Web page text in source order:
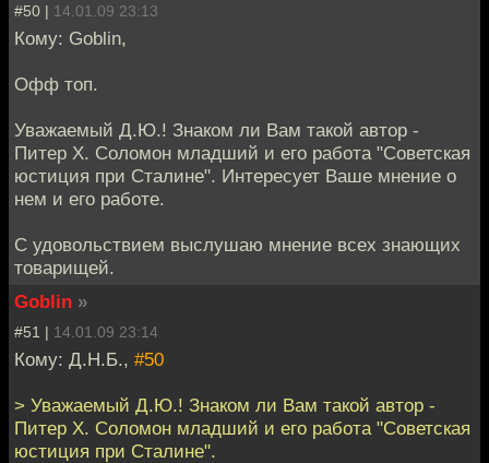
#50 | 14.01.09 23:13
Кому: Goblin,
Офф топ.
Уважаемый Д.Ю.! Знаком ли Вам такой автор -
Питер Х. Соломон младший и его работа "Советская
юстиция при Сталине". Интересует Ваше мнение о
нем и его работе.
С удовольствием выслушаю мнение всех знающих
товарищей.
Goblin »
#51 | 14.01.09 23:14
Кому: Д.Н.Б., #50
> Уважаемый Д.Ю.! Знаком ли Вам такой автор -
Питер Х. Соломон младший и его работа "Советская
юстиция при Сталине".